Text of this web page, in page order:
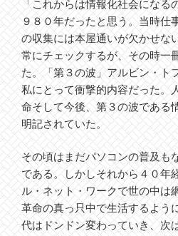
「これからは情報化社会になる
９８０年だったと思う。当時仕
の収集には本屋通いが欠かせな
常にチェックするが、その時一
た。「第３の波」アルビン・ト
私にとって衝撃的内容だった。
命そして今後、第３の波である
明記されていた。
その頃はまだパソコンの普及も
である。しかしそれから４０年
ル・ネット・ワークで世の中は
革命の真っ只中で生活するよう
代はドンドン変わっていき、次